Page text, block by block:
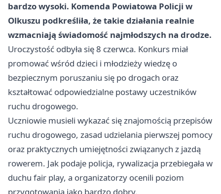
bardzo wysoki. Komenda Powiatowa Policji w
Olkuszu podkreśliła, że takie działania realnie
wzmacniają świadomość najmłodszych na drodze.
Uroczystość odbyła się 8 czerwca. Konkurs miał
promować wśród dzieci i młodzieży wiedzę o
bezpiecznym poruszaniu się po drogach oraz
kształtować odpowiedzialne postawy uczestników
ruchu drogowego.
Uczniowie musieli wykazać się znajomością przepisów
ruchu drogowego, zasad udzielania pierwszej pomocy
oraz praktycznych umiejętności związanych z jazdą
rowerem. Jak podaje policja, rywalizacja przebiegała w
duchu fair play, a organizatorzy ocenili poziom